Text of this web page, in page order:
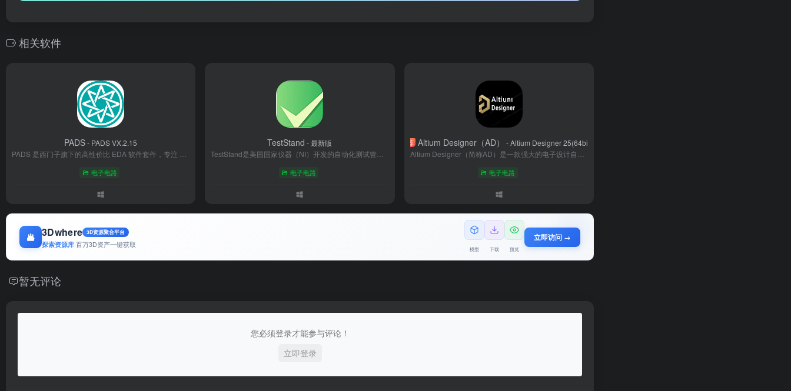
相关软件
PADS- PADS VX.2.15
电子电路
TestStand - 最新版
电子电路
荐 Altium Designer（AD）
- Altium Designer 25(64bit)
电子电路
3Dwhere 3D资源聚合平台
探索资源库|百万3D资产一键获取 模型 下载 预览
立即访问 →
暂无评论
您必须登录才能参与评论！
立即登录